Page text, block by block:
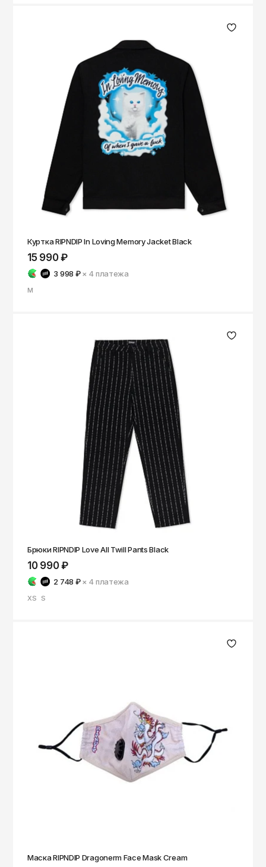
Куртка RIPNDIP In Loving Memory Jacket Black
15 990 ₽
3 998 ₽ × 4платежа
M
Брюки RIPNDIP Love All Twill Pants Black
10 990 ₽
2 748 ₽ × 4платежа
XS S
Маска RIPNDIP Dragonerm Face Mask Cream